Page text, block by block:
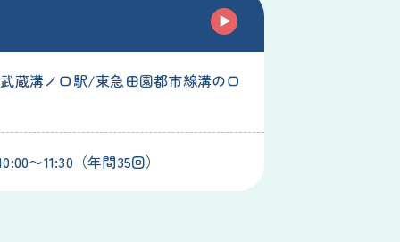
蔵溝ノ口駅/東急田園都市線溝の口
〜11:30（年間35回）